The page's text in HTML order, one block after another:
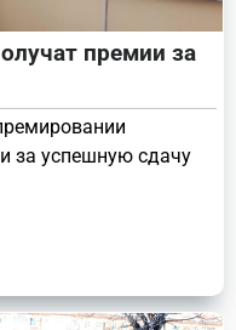
премии за
за успешную сдачу